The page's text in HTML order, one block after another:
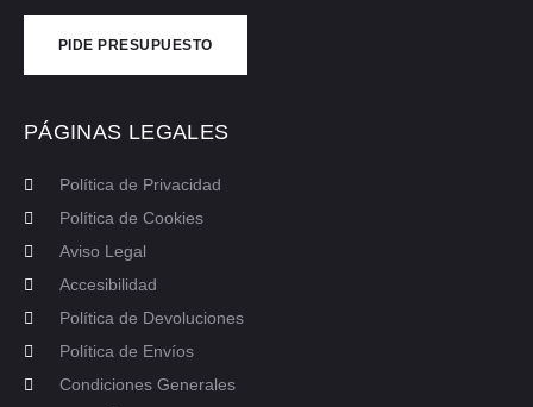
PIDE PRESUPUESTO
PÁGINAS LEGALES
Política de Privacidad
Política de Cookies
Aviso Legal
Accesibilidad
Política de Devoluciones
Política de Envíos
Condiciones Generales